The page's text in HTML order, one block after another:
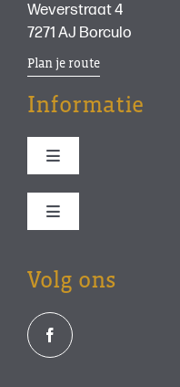
Weverstraat 4
7271 AJ Borculo
Plan je route
Informatie
Toggle
Bezoek ons
Educatie-old
Toggle
Synagoge
Volg ons